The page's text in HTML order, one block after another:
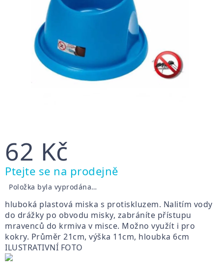
62 Kč
Měrná
cena:
Ptejte se na prodejně
Položka byla vyprodána…
hluboká plastová miska s protiskluzem. Nalitím vody
do drážky po obvodu misky, zabráníte přístupu
mravenců do krmiva v misce. Možno využít i pro
kokry. Průměr 21cm, výška 11cm, hloubka 6cm
ILUSTRATIVNÍ FOTO